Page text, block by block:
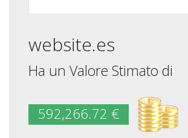
website.es
Ha un Valore Stimato di
592,266.72 €